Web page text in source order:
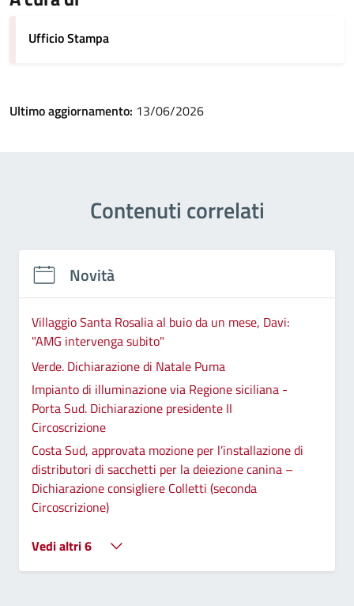
Ufficio Stampa
Ultimo aggiornamento: 13/06/2026
Contenuti correlati
Novità
Villaggio Santa Rosalia al buio da un mese, Davi:
"AMG intervenga subito"
Verde. Dichiarazione di Natale Puma
Impianto di illuminazione via Regione siciliana -
Porta Sud. Dichiarazione presidente II
Circoscrizione
Costa Sud, approvata mozione per l’installazione di
distributori di sacchetti per la deiezione canina –
Dichiarazione consigliere Colletti (seconda
Circoscrizione)
Vedi altri 6